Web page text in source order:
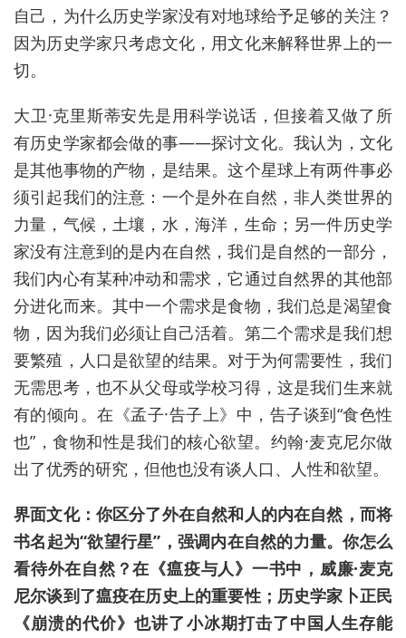
自己，为什么历史学家没有对地球给予足够的关注？
因为历史学家只考虑文化，用文化来解释世界上的一
切。
大卫·克里斯蒂安先是用科学说话，但接着又做了所
有历史学家都会做的事——探讨文化。我认为，文化
是其他事物的产物，是结果。这个星球上有两件事必
须引起我们的注意：一个是外在自然，非人类世界的
力量，气候，土壤，水，海洋，生命；另一件历史学
家没有注意到的是内在自然，我们是自然的一部分，
我们内心有某种冲动和需求，它通过自然界的其他部
分进化而来。其中一个需求是食物，我们总是渴望食
物，因为我们必须让自己活着。第二个需求是我们想
要繁殖，人口是欲望的结果。 对于为何需要性，我们
无需思考， 也不从父母或学校习得，这是我们生来就
有的倾向。在《孟子·告子上》中，告子谈到“食色性
也” ，食物和性是我们的核心欲望。约翰·麦克尼尔做
出了优秀的研究 ，但他也没有谈人口、 人性和欲望。
界面文化：你区分了外在自然和人的内在自然，而将
书名起为“欲望行星”，强调内在自然的力量。你怎么
看待外在自然？在《瘟疫与人》一书中，威廉·麦克
尼尔谈到了瘟疫在历史上的重要性； 历史学家卜正民
《崩溃的代价》也讲了小冰期打击了中国人生存能